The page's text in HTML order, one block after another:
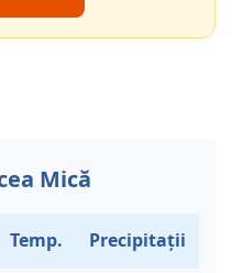
Mică
Temp. Precipitații